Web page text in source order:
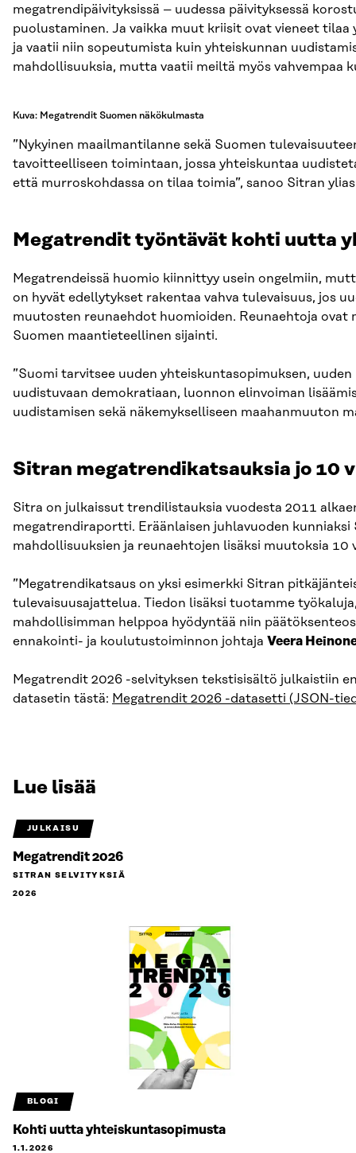
megatrendipäivityksissä – uudessa päivityksessä
puolustaminen. Ja vaikka muut kriisit ovat vieneet
ja vaatii niin sopeutumista kuin yhteiskunnan
mahdollisuuksia, mutta vaatii meiltä myös vahvempaa
Kuva: Megatrendit Suomen näkökulmasta
”Nykyinen maailmantilanne sekä Suomen
tavoitteelliseen toimintaan, jossa yhteiskuntaa
että murroskohdassa on tilaa toimia”, sanoo Sitran
Megatrendit työntävät kohti uutta
Megatrendeissä huomio kiinnittyy usein ongelmiin,
on hyvät edellytykset rakentaa vahva tulevaisuus, jos
muutosten reunaehdot huomioiden. Reunaehtoja ovat
Suomen maantieteellinen sijainti.
”Suomi tarvitsee uuden yhteiskuntasopimuksen,
uudistuvaan demokratiaan, luonnon elinvoiman
uudistamisen sekä näkemykselliseen maahanmuuton
Sitran megatrendikatsauksia jo 10
Sitra on julkaissut trendilistauksia vuodesta 2011
megatrendiraportti. Eräänlaisen juhlavuoden
mahdollisuuksien ja reunaehtojen lisäksi muutoksia
”Megatrendikatsaus on yksi esimerkki Sitran
tulevaisuusajattelua. Tiedon lisäksi tuotamme
mahdollisimman helppoa hyödyntää niin
ennakointi- ja koulutustoiminnon johtaja Veera
Megatrendit 2026 -selvityksen tekstisisältö julkaistiin
datasetin tästä: Megatrendit 2026 -datasetti (JSON-
Lue lisää
JULKAISU
Megatrendit 2026
SITRAN SELVITYKSIÄ
2026
BLOGI
Kohti uutta yhteiskuntasopimusta
1.1.2026